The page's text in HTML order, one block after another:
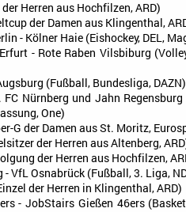
Herren aus Hochfilzen, ARD)
der Damen aus Klingenthal,
- Kölner Haie (Eishockey, DEL,
- Rote Raben Vilsbiburg
(Fußball, Bundesliga, DAZN)
Nürnberg und Jahn Regensburg
One)
G der Damen aus St. Moritz,
der Herren aus Altenberg,
der Herren aus Hochfilzen,
VfL Osnabrück (Fußball, 3. Liga,
der Herren in Klingenthal, ARD)
- JobStairs Gießen 46ers